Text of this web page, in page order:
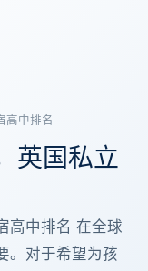
高中排名
英国私立
高中排名 在全球
。对于希望为孩